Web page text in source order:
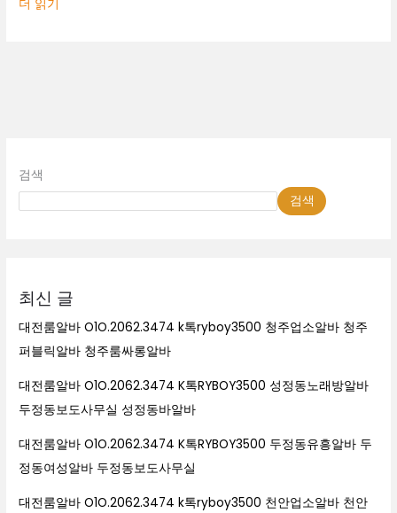
부
더 읽기"
검색
검색
최신 글
대전룸알바 O1O.2062.3474 k톡ryboy3500 청주업소알바 청주
퍼블릭알바 청주룸싸롱알바
대전룸알바 O1O.2062.3474 K톡RYBOY3500 성정동노래방알바
두정동보도사무실 성정동바알바
대전룸알바 O1O.2062.3474 K톡RYBOY3500 두정동유흥알바 두
정동여성알바 두정동보도사무실
대전룸알바 O1O.2062.3474 k톡ryboy3500 천안업소알바 천안